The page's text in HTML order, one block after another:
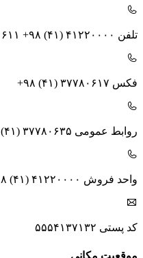
تلفن +۹۸ (۴۱) ۳۷۷۸۰۶۱۱
فکس +۹۸ (۴۱) ۳۷۷۸۰۶۱۷
روابط عمومی +۹۸ (۴۱)
واحد فروش +۹۸ (۴۱)
کد پستی ۵۵۵۴۱۳۷۱۳۲
موقعیت مکانی